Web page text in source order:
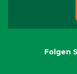
Folgen